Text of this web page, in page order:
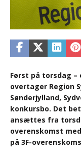
Først på torsdag
overtager Region
Sønderjylland,
konkursbo. Det
ansættes fra
overenskomst
på 3F-